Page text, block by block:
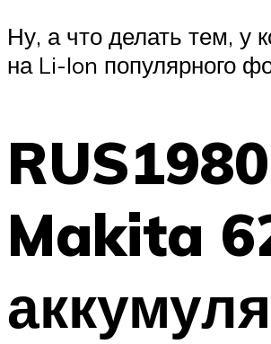
Ну, а что делать тем, у
на Li-Ion популярного
Makita